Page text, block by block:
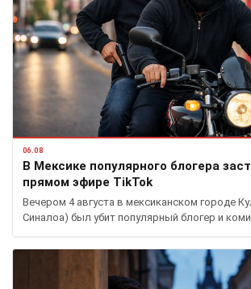
06.08
В Мексике популярного блогера
прямом эфире TikTok
Вечером 4 августа в мексиканском городе
Синалоа) был убит популярный блогер и